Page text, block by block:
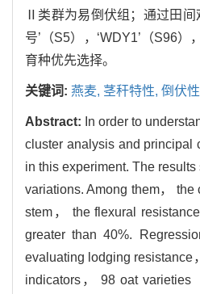
Ⅱ类群为易倒伏组；通过田间
号’（S5），‘WDY1’（S96
育种优先选择。
关键词: 燕麦, 茎秆特性, 倒伏
Abstract: In order to
cluster analysis and principal
in this experiment. The
variations. Among them，
stem， the flexural
greater than 40%.
evaluating lodging resistance
indicators， 98 oat varieties